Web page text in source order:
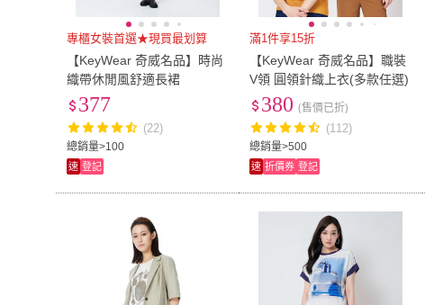
專櫃女裝首選★現買最划算
【KeyWear 奇威名品】時尚
織帶休閒風舒適長裙
總銷量>100
377
(22)
速 登記
滿1件享15折
【KeyWear 奇威名品】職裝
V領 圓領針織上衣(多款任選)
總銷量>500
380 (售價已折)
(112)
速 折價券 登記